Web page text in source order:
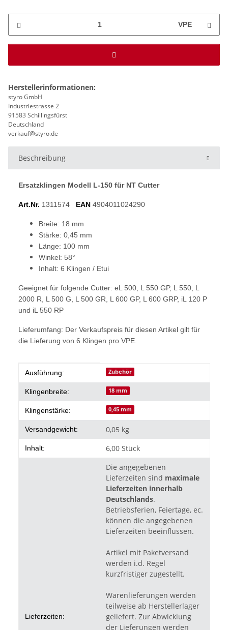
VPE
Herstellerinformationen:
styro GmbH
Industriestrasse 2
91583 Schillingsfürst
Deutschland
verkauf@styro.de
Beschreibung
Ersatzklingen Modell L-150 für NT Cutter
Art.Nr. 1311574 EAN 4904011024290
Breite: 18 mm
Stärke: 0,45 mm
Länge: 100 mm
Winkel: 58°
Inhalt: 6 Klingen / Etui
Geeignet für folgende Cutter: eL 500, L 550 GP, L 550, L
2000 R, L 500 G, L 500 GR, L 600 GP, L 600 GRP, iL 120 P
und iL 550 RP
Lieferumfang: Der Verkaufspreis für diesen Artikel gilt für
die Lieferung von 6 Klingen pro VPE.
Produkteigenschaft
Wert
Ausführung: Zubehör
Klingenbreite: 18 mm
Klingenstärke: 0,45 mm
Versandgewicht: 0,05 kg
Inhalt: 6,00 Stück
Lieferzeiten:
Die angegebenen
Lieferzeiten sind maximale
Lieferzeiten innerhalb
Deutschlands.
Betriebsferien, Feiertage, ec.
können die angegebenen
Lieferzeiten beeinflussen.
Artikel mit Paketversand
werden i.d. Regel
kurzfristiger zugestellt.
Warenlieferungen werden
teilweise ab Herstellerlager
geliefert. Zur Abwicklung
der Lieferungen werden